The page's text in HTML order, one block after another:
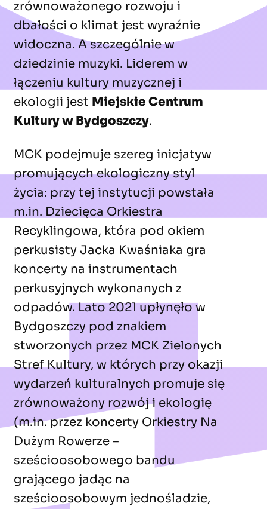
zrównoważonego rozwoju i
dbałości o klimat jest wyraźnie
widoczna. A szczególnie w
dziedzinie muzyki. Liderem w
łączeniu kultury muzycznej i
ekologii jest Miejskie Centrum
Kultury w Bydgoszczy.
MCK podejmuje szereg inicjatyw
promujących ekologiczny styl
życia: przy tej instytucji powstała
m.in. Dziecięca Orkiestra
Recyklingowa, która pod okiem
perkusisty Jacka Kwaśniaka gra
koncerty na instrumentach
perkusyjnych wykonanych z
odpadów. Lato 2021 upłynęło w
Bydgoszczy pod znakiem
stworzonych przez MCK Zielonych
Stref Kultury, w których przy okazji
wydarzeń kulturalnych promuje się
zrównoważony rozwój i ekologię
(m.in. przez koncerty Orkiestry Na
Dużym Rowerze –
sześcioosobowego bandu
grającego jadąc na
sześcioosobowym jednośladzie,